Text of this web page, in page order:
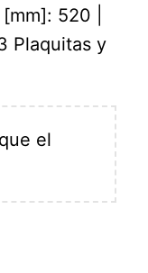
520 |
Plaquitas y
el